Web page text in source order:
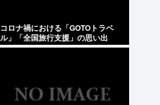
コロナ禍における「GOTOトラベ
ル」「全国旅行支援」の思い出